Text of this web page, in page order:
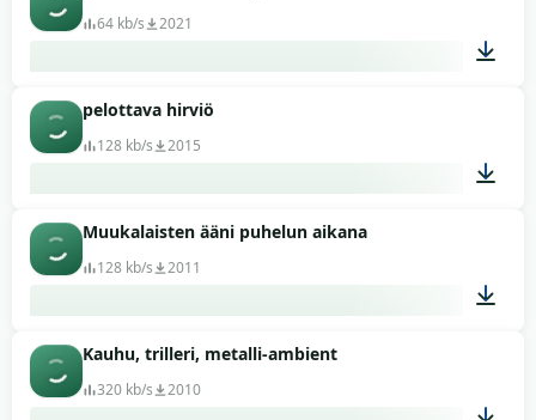
64 kb/s 2021
pelottava hirviö
128 kb/s 2015
Muukalaisten ääni puhelun aikana
128 kb/s 2011
Kauhu, trilleri, metalli-ambient
320 kb/s 2010